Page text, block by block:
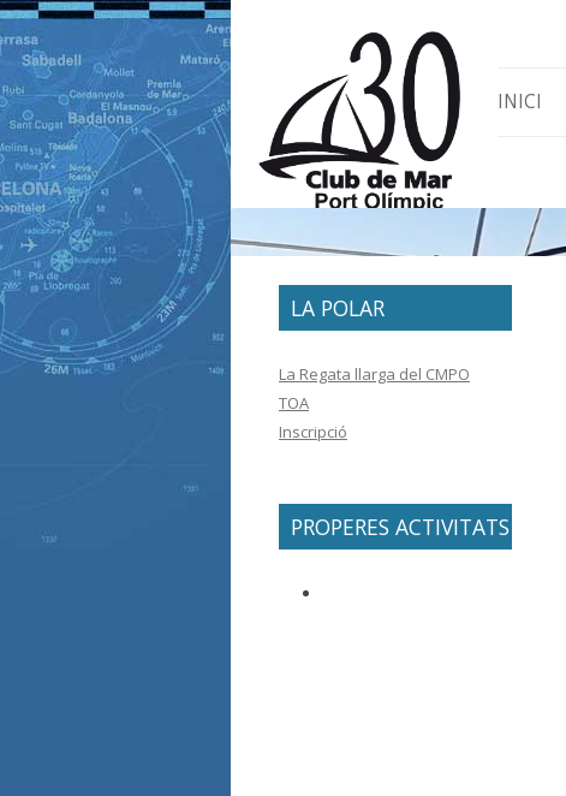
INICI
LA POLAR
La Regata llarga del CMPO
TOA
Inscripció
PROPERES ACTIVITATS